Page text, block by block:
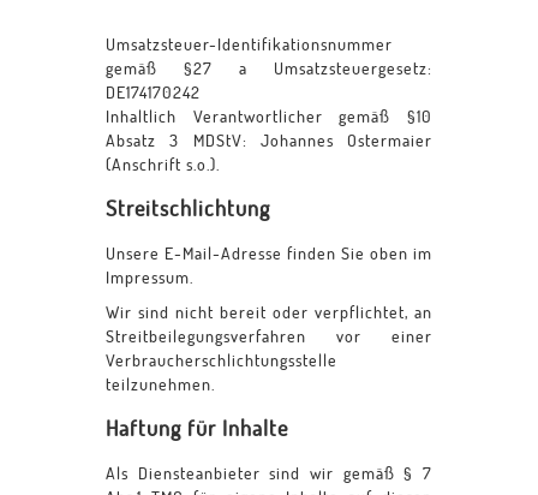
Umsatzsteuer-Identifikationsnummer
gemäß §27 a Umsatzsteuergesetz:
DE174170242
Inhaltlich Verantwortlicher gemäß §10
Absatz 3 MDStV: Johannes Ostermaier
(Anschrift s.o.).
Streitschlichtung
Unsere E-Mail-Adresse finden Sie oben im
Impressum.
Wir sind nicht bereit oder verpflichtet, an
Streitbeilegungsverfahren vor einer
Verbraucherschlichtungsstelle
teilzunehmen.
Haftung für Inhalte
Als Diensteanbieter sind wir gemäß § 7